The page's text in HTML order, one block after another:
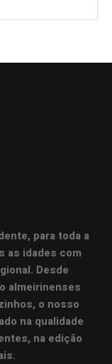
para toda a
as idades com
Desde
almeirinenses
o nosso
na qualidade
na edição